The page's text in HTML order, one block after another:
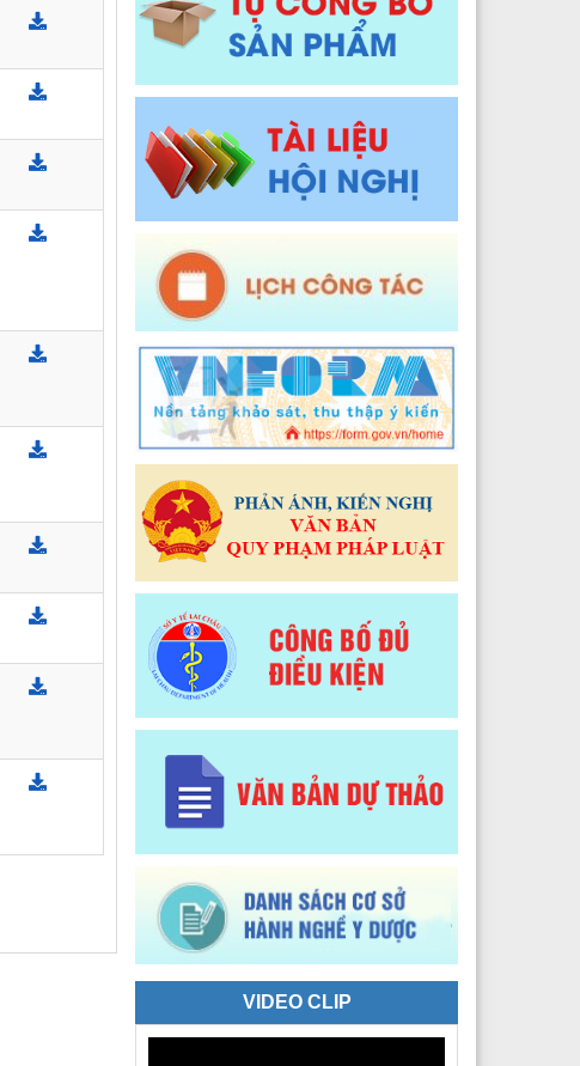
Trạm Y tế xã Pa Ủ
Trạm Y tế xã Khun Há
Trạm Y tế xã Khoen On
Trạm Y tế xã Dào San
Trạm Y tế xã Thu Lũm
Trạm Y tế xã Nậm Tăm
Trạm Y tế xã Bum Tở
Trạm Y tế xã Nậm Cuổi
Trạm Y tế xã Bình Lư
Trạm Y tế xã Khổng Lào
Trạm Y tế Phường Tân Phong
Trạm Y tế phường Đoàn Kết
Trạm Y tế xã Sì Lở Lầu
Trạm Y tế xã Hồng Thu
Trạm Y tế xã Phong Thổ
Trạm Y tế xã Nậm Hàng
Trạm Y tế xã Bum Nưa
Trạm Y tế xã Mường Tè
Đào tạo, Nghiên cứu khoa học và Công nghệ thông
VIDEO CLIP